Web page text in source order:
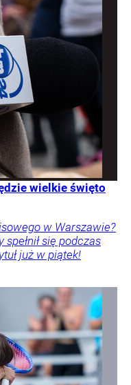
wielkie święto
w Warszawie?
się podczas
już w piątek!